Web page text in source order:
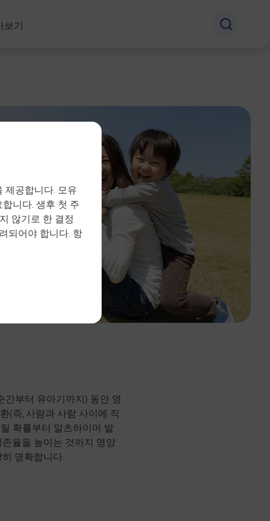
보기
간부터 유아기까지) 동안 영
(즉, 사람과 사람 사이에 직
확률부터 알츠하이머 발
율을 높이는 것까지 영양
명확합니다.
제공합니다. 모유
니다. 생후 첫 주
않기로 한 결정
되어야 합니다. 항